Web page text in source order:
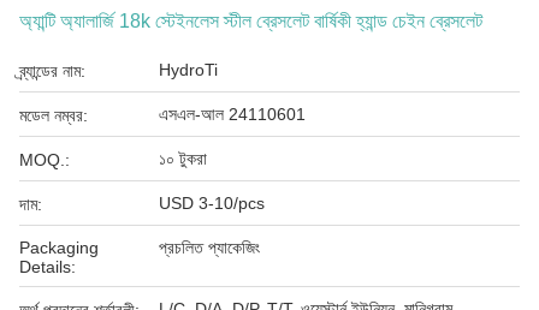
অ্যান্টি অ্যালার্জি 18k স্টেইনলেস স্টীল ব্রেসলেট বার্ষিকী হ্যান্ড চেইন ব্রেসলেট
ব্র্যান্ডের নাম: HydroTi
মডেল নম্বর: এসএল-আল 24110601
MOQ.: ১০ টুকরা
দাম: USD 3-10/pcs
Packaging
Details:
প্রচলিত প্যাকেজিং